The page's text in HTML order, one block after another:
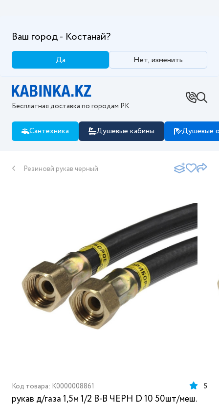
Ваш город - Костанай?
Да Нет, изменить
Бесплатная доставка по городам РК
Сантехника Душевые кабины Душевые
Резиновй рукав черный
Код товара: K0000008861 5
рукав д/газа 1,5м 1/2 В-В ЧЕРН D 10 50шт/меш.